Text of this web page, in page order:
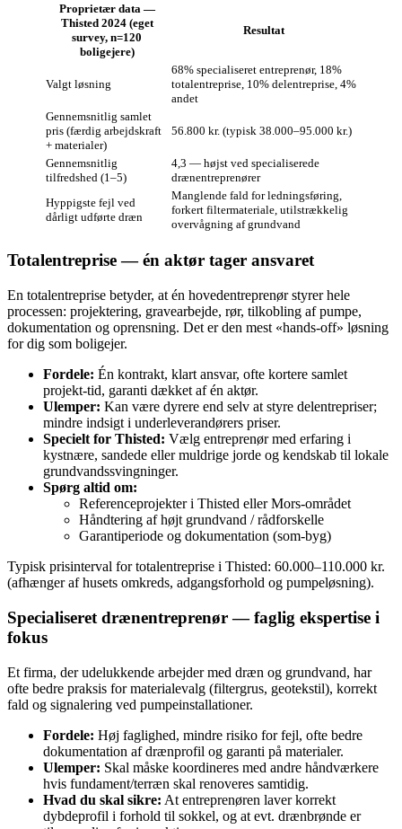
Proprietær data —
Thisted 2024 (eget
survey, n=120
boligejere)
Resultat
Valgt løsning
68% specialiseret entreprenør, 18%
totalentreprise, 10% delentreprise, 4%
andet
Gennemsnitlig samlet
pris (færdig arbejdskraft
+ materialer)
56.800 kr. (typisk 38.000–95.000 kr.)
Gennemsnitlig
tilfredshed (1–5)
4,3 — højst ved specialiserede
drænentreprenører
Hyppigste fejl ved
dårligt udførte dræn
Manglende fald for ledningsføring,
forkert filtermateriale, utilstrækkelig
overvågning af grundvand
Totalentreprise — én aktør tager ansvaret
En totalentreprise betyder, at én hovedentreprenør styrer hele
processen: projektering, gravearbejde, rør, tilkobling af pumpe,
dokumentation og oprensning. Det er den mest «hands‑off» løsning
for dig som boligejer.
Fordele: Én kontrakt, klart ansvar, ofte kortere samlet
projekt‑tid, garanti dækket af én aktør.
Ulemper: Kan være dyrere end selv at styre delentrepriser;
mindre indsigt i underleverandørers priser.
Specielt for Thisted: Vælg entreprenør med erfaring i
kystnære, sandede eller muldrige jorde og kendskab til lokale
grundvandssvingninger.
Spørg altid om:
Referenceprojekter i Thisted eller Mors‑området
Håndtering af højt grundvand / rådforskelle
Garantiperiode og dokumentation (som‑byg)
Typisk prisinterval for totalentreprise i Thisted: 60.000–110.000 kr.
(afhænger af husets omkreds, adgangsforhold og pumpeløsning).
Specialiseret drænentreprenør — faglig ekspertise i
fokus
Et firma, der udelukkende arbejder med dræn og grundvand, har
ofte bedre praksis for materialevalg (filtergrus, geotekstil), korrekt
fald og signalering ved pumpeinstallationer.
Fordele: Høj faglighed, mindre risiko for fejl, ofte bedre
dokumentation af drænprofil og garanti på materialer.
Ulemper: Skal måske koordineres med andre håndværkere
hvis fundament/terræn skal renoveres samtidig.
Hvad du skal sikre: At entreprenøren laver korrekt
dybdeprofil i forhold til sokkel, og at evt. drænbrønde er